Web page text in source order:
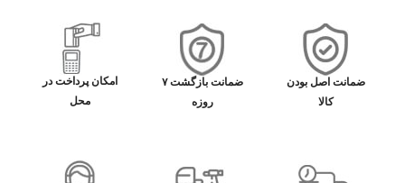
ضمانت اصل بودن
کالا
ضمانت بازگشت ۷
روزه
امکان پرداخت در
محل